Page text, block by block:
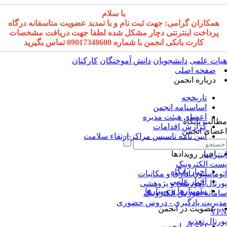
با سلام
همکاران گرامی: جهت ثبت نام و با تمدبد عضویت متاسفانه درگاه
پرداخت اینترنتی دچار مشکل شده لطفا جهت دریافت مشخصات
کارت بانکی انجمن با شماره 09017340600 تماس بگیرید
علمی دانشجویان دانش آموختگان کارکنان
صفحه اصلی
درباره انجمن
تاریخچه
اساسنامه انجمن
اعضای هیئت مدیره
گزارش اقدامات
آیین نامه تاسیس مراکز ارتقاء سلامت
اخبار رویدادها
اخبار پایگاه
اخبار علمی
سمینارها و وبینارها
عضویت در انجمن
پایگاه
انجمن
الکترونیک
اداری و مکاتبات
آموزشی و پژوهشی
آموزش الکترونیک
یادگیری - دروس حضوری
تغذیه